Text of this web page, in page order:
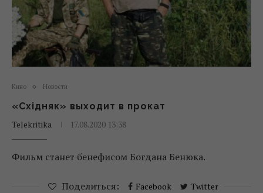
Кино Новости
«Східняк» выходит в прокат
Telekritika
17.08.2020 13:38
Фильм станет бенефисом Богдана Бенюка.
Поделиться: Facebook Twitter